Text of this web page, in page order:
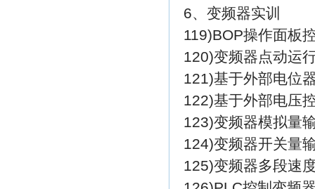
6、变频器实训
119)BOP操作面板
120)变频器点动运
121)基于外部电位
122)基于外部电压
123)变频器模拟量
124)变频器开关量
125)变频器多段速